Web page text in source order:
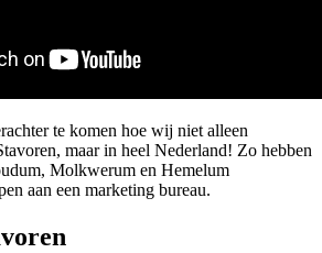
te komen hoe wij niet alleen
maar in heel Nederland! Zo hebben
Molkwerum en Hemelum
aan een marketing bureau.